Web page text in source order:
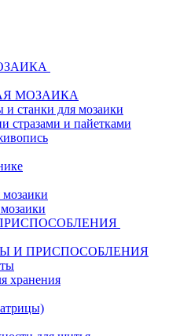
МОЗАИКА
и станки для мозаики
стразами и пайетками
И ПРИСПОСОБЛЕНИЯ
хранения